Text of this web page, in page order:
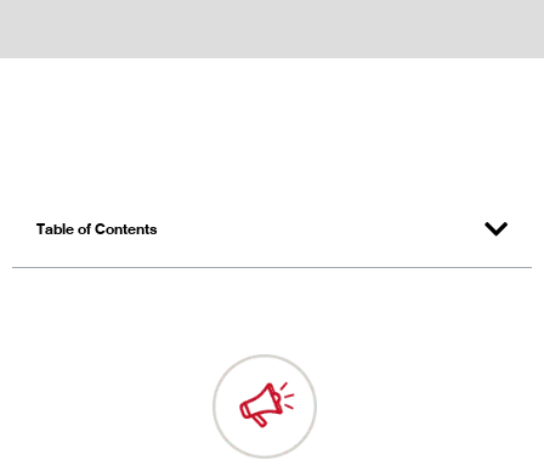
Table of Contents